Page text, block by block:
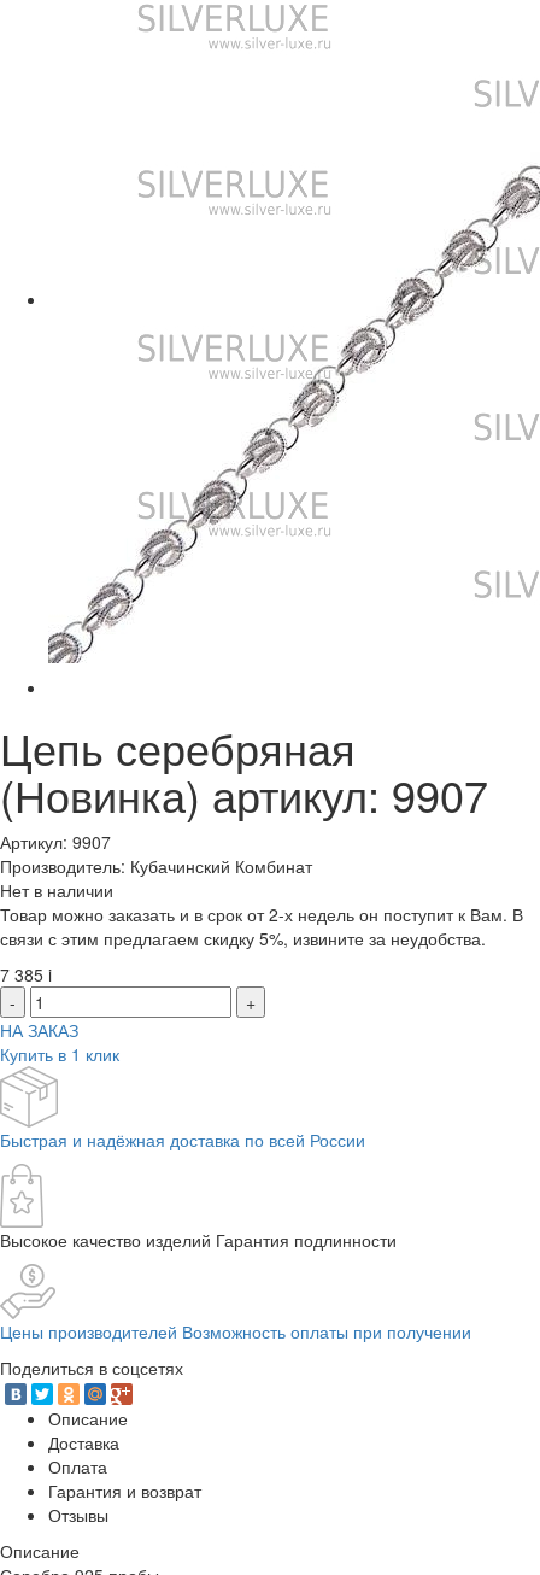
Цепь серебряная
(Новинка) артикул: 9907
Артикул: 9907
Производитель: Кубачинский Комбинат
Нет в наличии
Товар можно заказать и в срок от 2-х недель он поступит к Вам. В
связи с этим предлагаем скидку 5%, извините за неудобства.
7 385 i
-
+
НА ЗАКАЗ
Купить в 1 клик
Быстрая и надёжная доставка по всей России
Высокое качество изделий Гарантия подлинности
Цены производителей Возможность оплаты при получении
Поделиться в соцсетях
Описание
Доставка
Оплата
Гарантия и возврат
Отзывы
Описание